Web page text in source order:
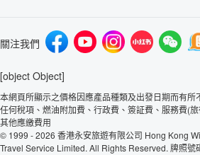
關注我們
[object Object]
本網頁所顯示之價格因應產品種類及出發日期而有所
任何稅項、燃油附加費、行政費、簽証費、服務費(
其他應繳費用
© 1999 - 2026 香港永安旅遊有限公司 Hong Kong
Travel Service Limited. All Rights Reserved. 牌照號